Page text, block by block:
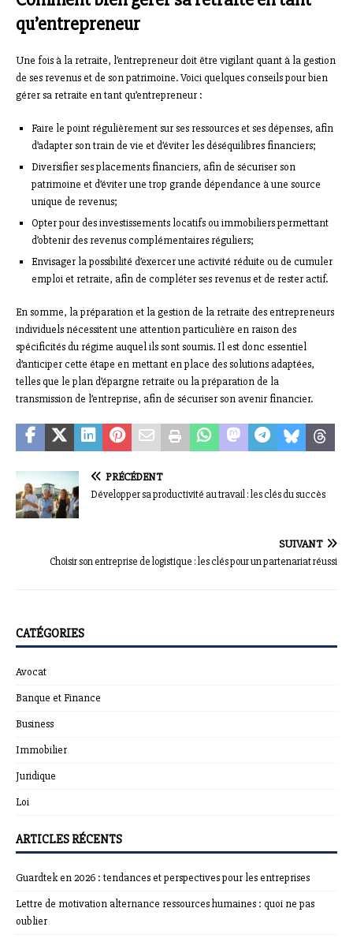
qu’entrepreneur
Une fois à la retraite, l’entrepreneur doit être vigilant quant à la gestion
de ses revenus et de son patrimoine. Voici quelques conseils pour bien
gérer sa retraite en tant qu’entrepreneur :
Faire le point régulièrement sur ses ressources et ses dépenses, afin
d’adapter son train de vie et d’éviter les déséquilibres financiers;
Diversifier ses placements financiers, afin de sécuriser son
patrimoine et d’éviter une trop grande dépendance à une source
unique de revenus;
Opter pour des investissements locatifs ou immobiliers permettant
d’obtenir des revenus complémentaires réguliers;
Envisager la possibilité d’exercer une activité réduite ou de cumuler
emploi et retraite, afin de compléter ses revenus et de rester actif.
En somme, la préparation et la gestion de la retraite des entrepreneurs
individuels nécessitent une attention particulière en raison des
spécificités du régime auquel ils sont soumis. Il est donc essentiel
d’anticiper cette étape en mettant en place des solutions adaptées,
telles que le plan d’épargne retraite ou la préparation de la
transmission de l’entreprise, afin de sécuriser son avenir financier.
PRÉCÉDENT
Développer sa productivité au travail : les clés du succès
SUIVANT
Choisir son entreprise de logistique : les clés pour un partenariat réussi
CATÉGORIES
Avocat
Banque et Finance
Business
Immobilier
Juridique
Loi
ARTICLES RÉCENTS
Guardtek en 2026 : tendances et perspectives pour les entreprises
Lettre de motivation alternance ressources humaines : quoi ne pas
oublier